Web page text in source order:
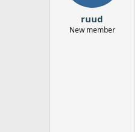
ruud
New member